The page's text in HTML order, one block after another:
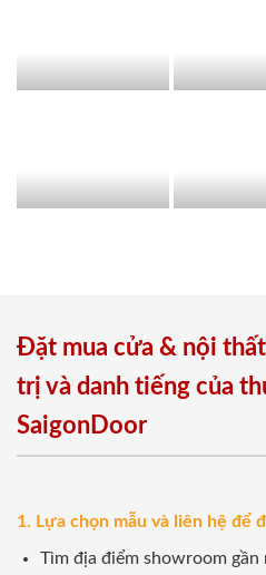
Đặt mua cửa & nội
trị và danh tiếng của
SaigonDoor
1. Lựa chọn mẫu và liên hệ để
Tìm địa điểm showroom